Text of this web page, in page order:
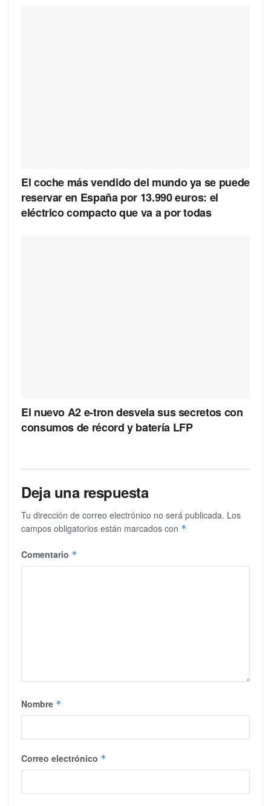
El coche más vendido del mundo ya se puede
reservar en España por 13.990 euros: el
eléctrico compacto que va a por todas
El nuevo A2 e-tron desvela sus secretos con
consumos de récord y batería LFP
Deja una respuesta
Tu dirección de correo electrónico no será publicada. Los
campos obligatorios están marcados con *
Comentario *
Nombre *
Correo electrónico *